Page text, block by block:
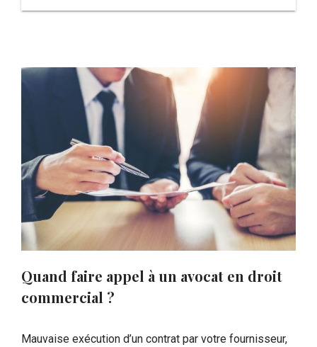
Quand faire appel à un avocat en droit
commercial ?
Mauvaise exécution d’un contrat par votre fournisseur,